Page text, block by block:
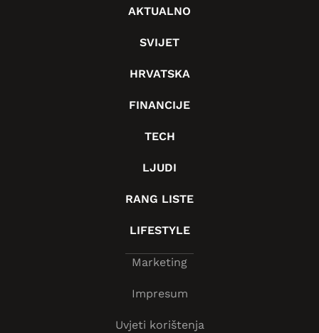
AKTUALNO
SVIJET
HRVATSKA
FINANCIJE
TECH
LJUDI
RANG LISTE
LIFESTYLE
Marketing
Impresum
Uvjeti korištenja